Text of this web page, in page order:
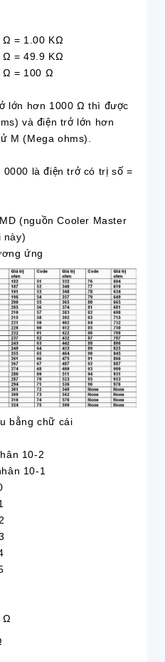
= 1.00 KΩ
= 49.9 KΩ
= 100 Ω
lớn hơn 1000 Ω thì được
và điện trở lớn hơn
M (Mega ohms).
là điện trở có trị số =
(nguồn Cooler Master
này)
ứng
bằng chữ cái
10-2
10-1
Ω